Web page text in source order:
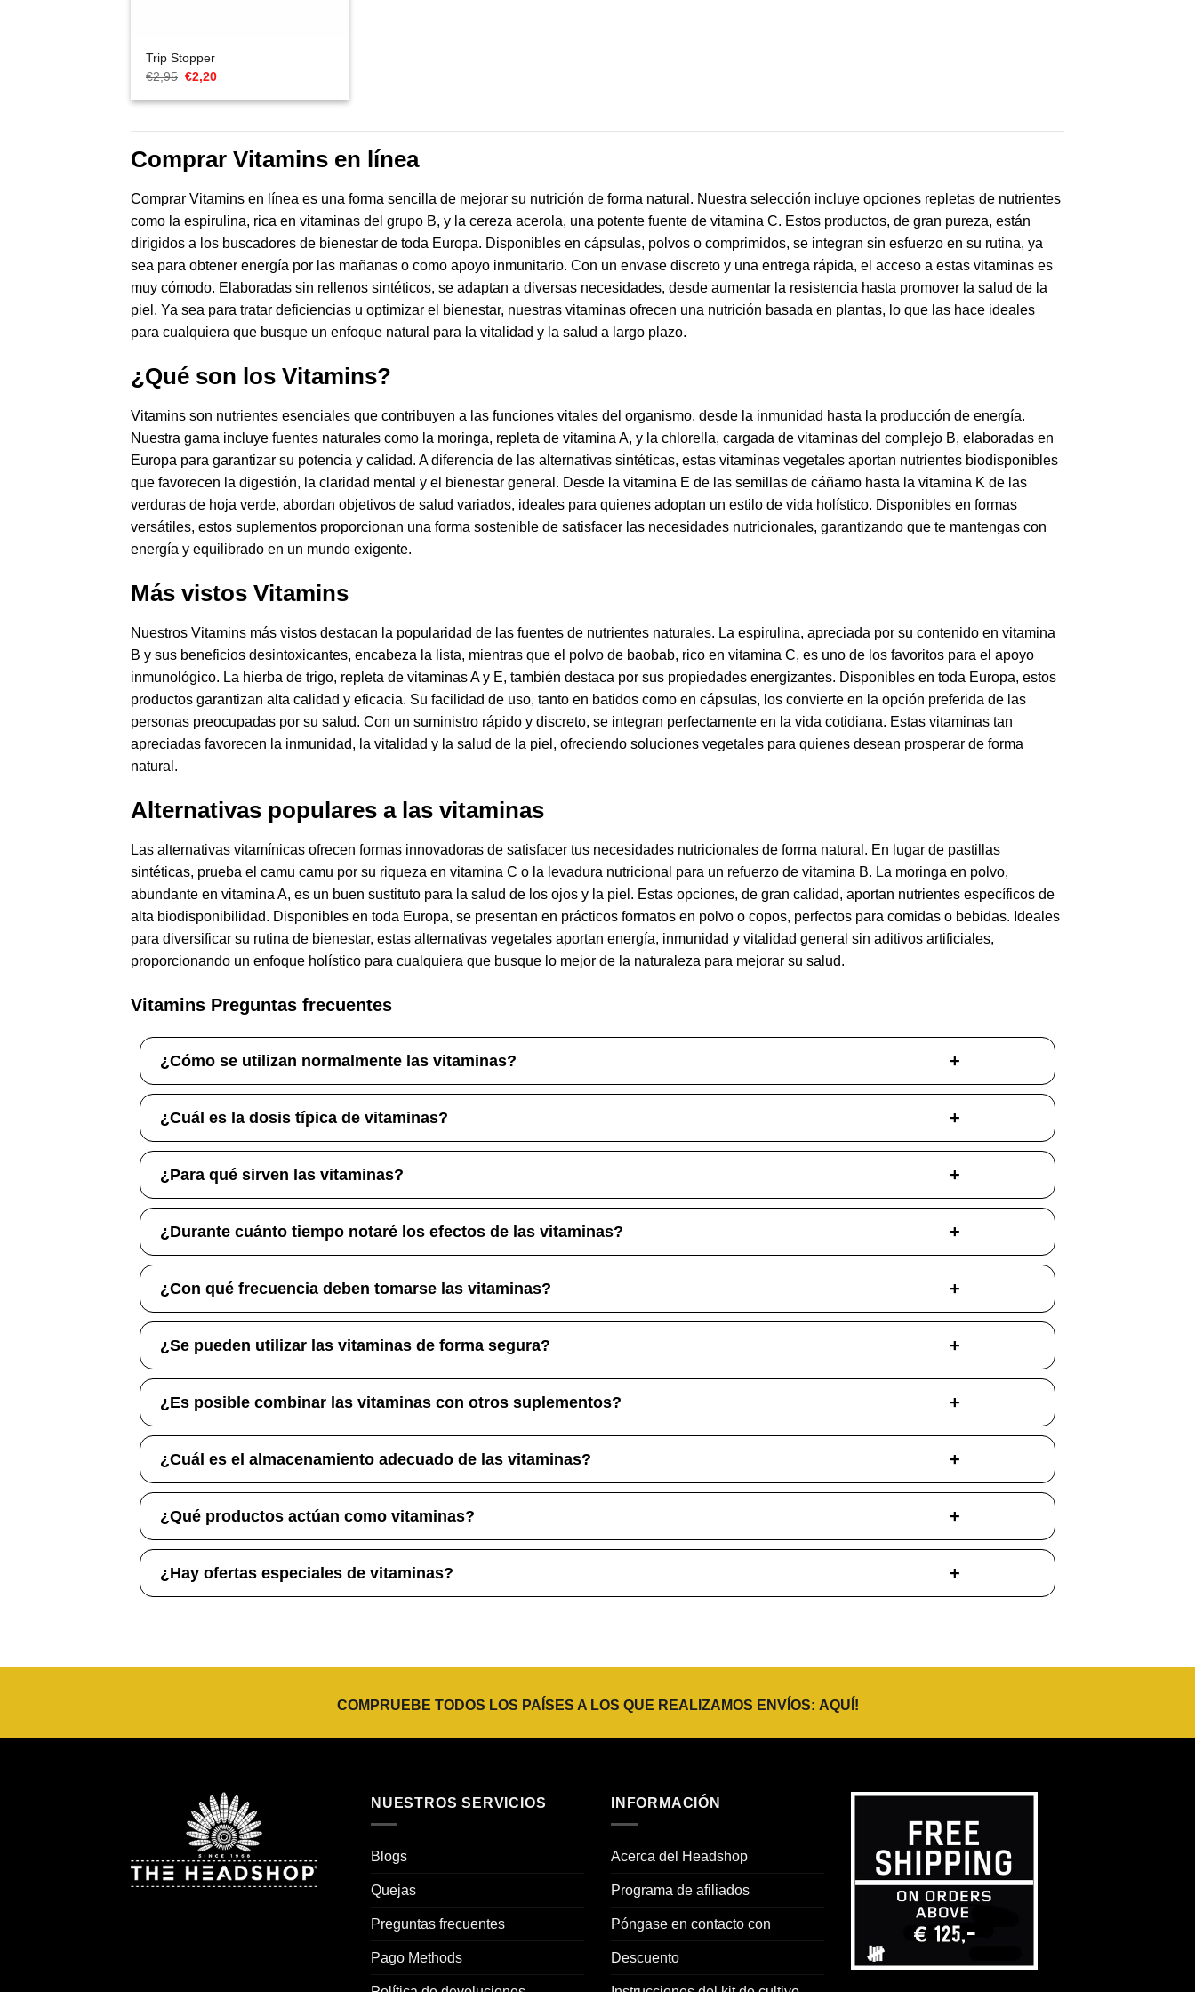
Trip Stopper
€2,95 El
original
€2,20El
actual
Comprar Vitamins en línea
Comprar Vitamins en línea es una forma sencilla de mejorar su nutrición de forma natural. Nuestra selección incluye opciones repletas de nutrientes
como la espirulina, rica en vitaminas del grupo B, y la cereza acerola, una potente fuente de vitamina C. Estos productos, de gran pureza, están
dirigidos a los buscadores de bienestar de toda Europa. Disponibles en cápsulas, polvos o comprimidos, se integran sin esfuerzo en su rutina, ya
sea para obtener energía por las mañanas o como apoyo inmunitario. Con un envase discreto y una entrega rápida, el acceso a estas vitaminas es
muy cómodo. Elaboradas sin rellenos sintéticos, se adaptan a diversas necesidades, desde aumentar la resistencia hasta promover la salud de la
piel. Ya sea para tratar deficiencias u optimizar el bienestar, nuestras vitaminas ofrecen una nutrición basada en plantas, lo que las hace ideales
para cualquiera que busque un enfoque natural para la vitalidad y la salud a largo plazo.
¿Qué son los Vitamins?
Vitamins son nutrientes esenciales que contribuyen a las funciones vitales del organismo, desde la inmunidad hasta la producción de energía.
Nuestra gama incluye fuentes naturales como la moringa, repleta de vitamina A, y la chlorella, cargada de vitaminas del complejo B, elaboradas en
Europa para garantizar su potencia y calidad. A diferencia de las alternativas sintéticas, estas vitaminas vegetales aportan nutrientes biodisponibles
que favorecen la digestión, la claridad mental y el bienestar general. Desde la vitamina E de las semillas de cáñamo hasta la vitamina K de las
verduras de hoja verde, abordan objetivos de salud variados, ideales para quienes adoptan un estilo de vida holístico. Disponibles en formas
versátiles, estos suplementos proporcionan una forma sostenible de satisfacer las necesidades nutricionales, garantizando que te mantengas con
energía y equilibrado en un mundo exigente.
Más vistos Vitamins
Nuestros Vitamins más vistos destacan la popularidad de las fuentes de nutrientes naturales. La espirulina, apreciada por su contenido en vitamina
B y sus beneficios desintoxicantes, encabeza la lista, mientras que el polvo de baobab, rico en vitamina C, es uno de los favoritos para el apoyo
inmunológico. La hierba de trigo, repleta de vitaminas A y E, también destaca por sus propiedades energizantes. Disponibles en toda Europa, estos
productos garantizan alta calidad y eficacia. Su facilidad de uso, tanto en batidos como en cápsulas, los convierte en la opción preferida de las
personas preocupadas por su salud. Con un suministro rápido y discreto, se integran perfectamente en la vida cotidiana. Estas vitaminas tan
apreciadas favorecen la inmunidad, la vitalidad y la salud de la piel, ofreciendo soluciones vegetales para quienes desean prosperar de forma
natural.
Alternativas populares a las vitaminas
Las alternativas vitamínicas ofrecen formas innovadoras de satisfacer tus necesidades nutricionales de forma natural. En lugar de pastillas
sintéticas, prueba el camu camu por su riqueza en vitamina C o la levadura nutricional para un refuerzo de vitamina B. La moringa en polvo,
abundante en vitamina A, es un buen sustituto para la salud de los ojos y la piel. Estas opciones, de gran calidad, aportan nutrientes específicos de
alta biodisponibilidad. Disponibles en toda Europa, se presentan en prácticos formatos en polvo o copos, perfectos para comidas o bebidas. Ideales
para diversificar su rutina de bienestar, estas alternativas vegetales aportan energía, inmunidad y vitalidad general sin aditivos artificiales,
proporcionando un enfoque holístico para cualquiera que busque lo mejor de la naturaleza para mejorar su salud.
Vitamins Preguntas frecuentes
¿Cómo se utilizan normalmente las vitaminas?
¿Cuál es la dosis típica de vitaminas?
¿Para qué sirven las vitaminas?
¿Durante cuánto tiempo notaré los efectos de las vitaminas?
¿Con qué frecuencia deben tomarse las vitaminas?
¿Se pueden utilizar las vitaminas de forma segura?
¿Es posible combinar las vitaminas con otros suplementos?
¿Cuál es el almacenamiento adecuado de las vitaminas?
¿Qué productos actúan como vitaminas?
¿Hay ofertas especiales de vitaminas?
COMPRUEBE TODOS LOS PAÍSES A LOS QUE REALIZAMOS ENVÍOS: AQUÍ !
NUESTROS SERVICIOS
Blogs
Quejas
Preguntas frecuentes
Pago Methods
INFORMACIÓN
Acerca del Headshop
Programa de afiliados
Póngase en contacto con
Descuento